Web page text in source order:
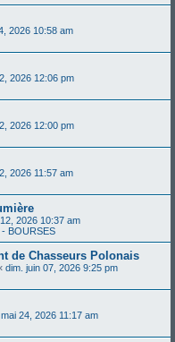
2026 10:58 am
2026 12:06 pm
2026 12:00 pm
2026 11:57 am
2026 10:37 am
BOURSES
de Chasseurs Polonais
dim. juin 07, 2026 9:25 pm
24, 2026 11:17 am